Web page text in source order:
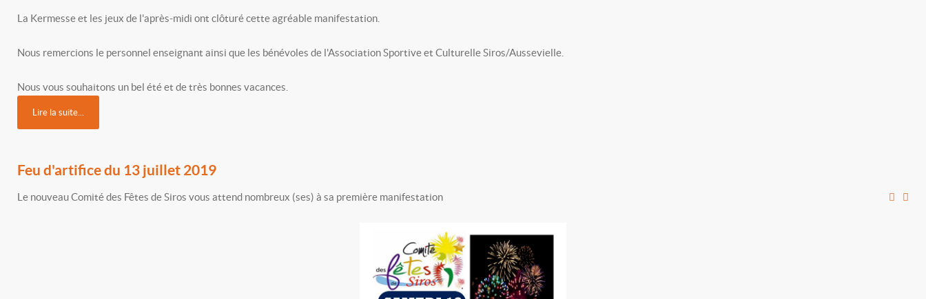
La Kermesse et les jeux de l'après-midi ont clôturé cette agréable manifestation.
Nous remercions le personnel enseignant ainsi que les bénévoles de l'Association Sportive et Culturelle Siros/Aussevielle.
Nous vous souhaitons un bel été et de très bonnes vacances.
Lire la suite...
Feu d'artifice du 13 juillet 2019
Le nouveau Comité des Fêtes de Siros vous attend nombreux (ses) à sa première manifestation